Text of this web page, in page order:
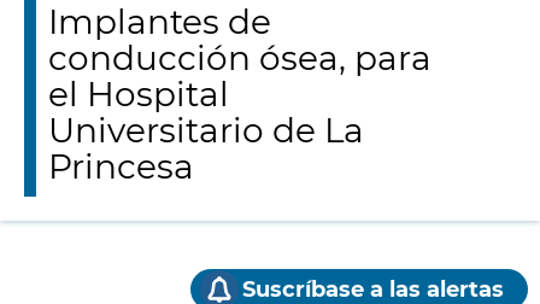
Implantes de
conducción ósea, para
el Hospital
Universitario de La
Princesa
Suscríbase a las alertas